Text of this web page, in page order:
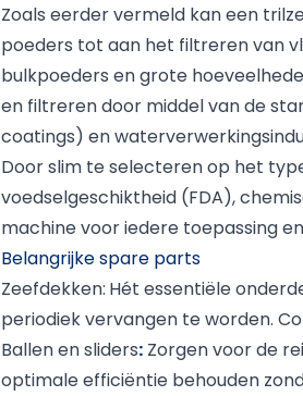
Zoals eerder vermeld kan een
poeders tot aan het filtreren van
bulkpoeders en grote
en filtreren door middel van de
coatings) en
Door slim te selecteren op het
voedselgeschiktheid (FDA),
machine voor iedere toepassing
Belangrijke spare parts
Zeefdekken: Hét essentiële
periodiek vervangen te worden.
Ballen en sliders: Zorgen voor de
optimale efficiëntie behouden